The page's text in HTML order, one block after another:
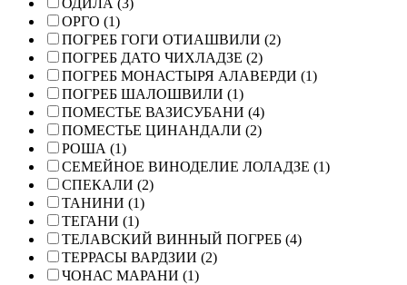
ОДИЛА (3)
ОРГО (1)
ПОГРЕБ ГОГИ ОТИАШВИЛИ (2)
ПОГРЕБ ДАТО ЧИХЛАДЗЕ (2)
ПОГРЕБ МОНАСТЫРЯ АЛАВЕРДИ (1)
ПОГРЕБ ШАЛОШВИЛИ (1)
ПОМЕСТЬЕ ВАЗИСУБАНИ (4)
ПОМЕСТЬЕ ЦИНАНДАЛИ (2)
РОША (1)
СЕМЕЙНОЕ ВИНОДЕЛИЕ ЛОЛАДЗЕ (1)
СПЕКАЛИ (2)
ТАНИНИ (1)
ТЕГАНИ (1)
ТЕЛАВСКИЙ ВИННЫЙ ПОГРЕБ (4)
ТЕРРАСЫ ВАРДЗИИ (2)
ЧОНАС МАРАНИ (1)